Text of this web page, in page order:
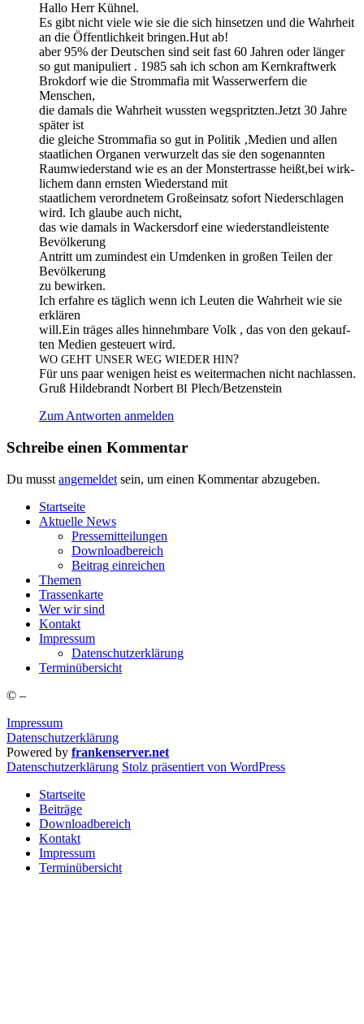
Hal­lo Herr Kühnel.
Es gibt nicht vie­le wie sie die sich hin­set­zen und die Wahr­heit
an die Öffent­lich­keit bringen.Hut ab!
aber 95% der Deut­schen sind seit fast 60 Jah­ren oder län­ger
so gut mani­pu­liert . 1985 sah ich schon am Kern­kraft­werk
Brok­dorf wie die Strom­ma­fia mit Was­ser­wer­fern die
Menschen,
die damals die Wahr­heit wuss­ten wegspritzten.Jetzt 30 Jah­re
spä­ter ist
die glei­che Strom­ma­fia so gut in Poli­tik ‚Medi­en und allen
staat­li­chen Orga­nen ver­wur­zelt das sie den soge­nann­ten
Raum­wie­der­stand wie es an der Mons­ter­tras­se heißt,bei wirk­
li­chem dann erns­ten Wie­der­stand mit
staat­li­chem ver­ord­ne­tem Groß­ein­satz sofort Nie­der­schla­gen
wird. Ich glau­be auch nicht,
das wie damals in Wackers­dorf eine wie­der­stand­leis­ten­te
Bevölkerung
Antritt um zumin­dest ein Umden­ken in gro­ßen Tei­len der
Bevölkerung
zu bewirken.
Ich erfah­re es täg­lich wenn ich Leu­ten die Wahr­heit wie sie
erklären
will.Ein trä­ges alles hin­nehm­ba­re Volk , das von den gekauf­
ten Medi­en gesteu­ert wird.
WO GEHT UNSER WEG WIEDER HIN?
Für uns paar weni­gen heist es wei­ter­ma­chen nicht nachlassen.
Gruß Hil­de­brandt Nor­bert BI Plech/Betzenstein
Zum Antworten anmelden
Schreibe einen Kommentar
Du musst angemeldet sein, um einen Kommentar abzugeben.
Start­sei­te
Aktu­el­le News
Pres­se­mit­tei­lun­gen
Down­load­be­reich
Bei­trag einreichen
The­men
Tras­sen­kar­te
Wer wir sind
Kon­takt
Impres­sum
Daten­schutz­er­klä­rung
Ter­min­über­sicht
© –
Impressum
Datenschutzerklärung
Powered by frankenserver.net
Daten­schutz­er­klä­rung Stolz präsentiert von WordPress
Startseite
Beiträge
Downloadbereich
Kontakt
Impressum
Terminübersicht